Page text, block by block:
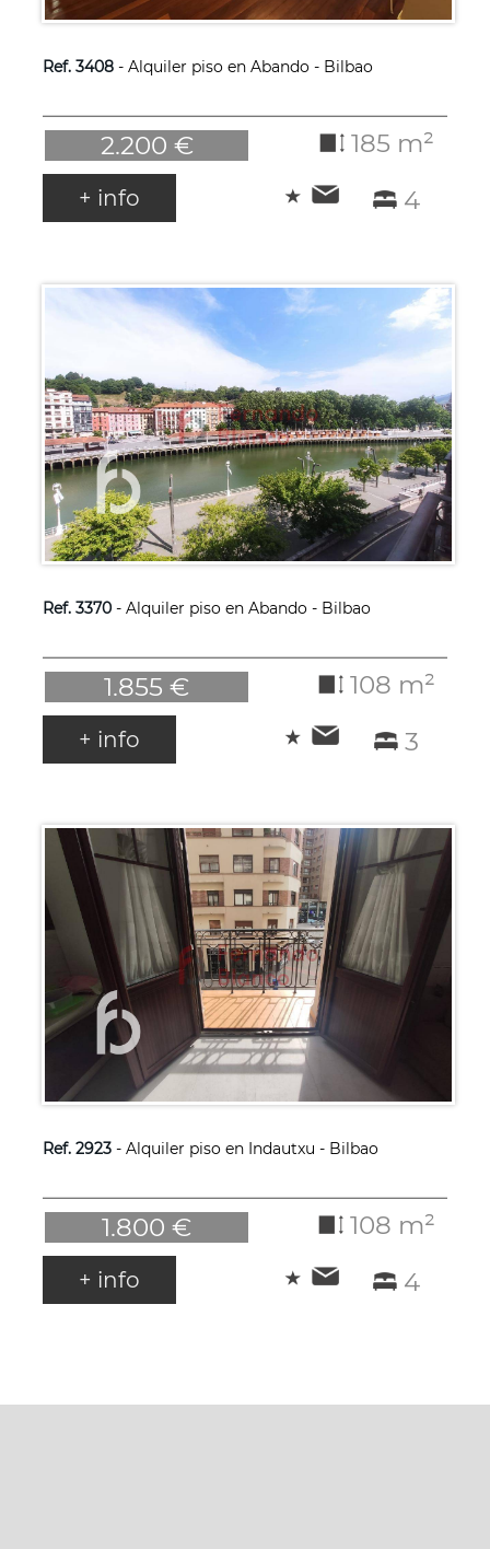
Ref. 3408- Alquiler piso en Abando - Bilbao
2.200 €
185 m²
4
+ info
Ref. 3370- Alquiler piso en Abando - Bilbao
1.855 €
108 m²
3
+ info
Ref. 2923- Alquiler piso en Indautxu - Bilbao
1.800 €
108 m²
4
+ info